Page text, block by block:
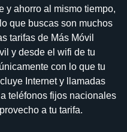
y ahorro al mismo tiempo,
que buscas son muchos
tarifas de Más Móvil
y desde el wifi de tu
con lo que tu
Internet y llamadas
teléfonos fijos nacionales
a tu tarifa.